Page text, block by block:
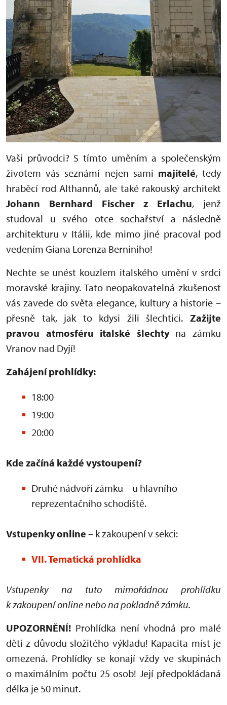
Vaši průvodci? S tímto uměním a společenským
životem vás seznámí nejen sami majitelé, tedy
hraběcí rod Althannů, ale také rakouský architekt
Johann Bernhard Fischer z Erlachu, jenž
studoval u svého otce sochařství a následně
architekturu v Itálii, kde mimo jiné pracoval pod
vedením Giana Lorenza Berniniho!
Nechte se unést kouzlem italského umění v srdci
moravské krajiny. Tato neopakovatelná zkušenost
vás zavede do světa elegance, kultury a historie –
přesně tak, jak to kdysi žili šlechtici. Zažijte
pravou atmosféru italské šlechtyna zámku
Vranov nad Dyjí!
Zahájení prohlídky:
18:00
19:00
20:00
Kde začíná každé vystoupení?
Druhé nádvoří zámku – u hlavního
reprezentačního schodiště.
Vstupenky online – k zakoupení v sekci:
VII. Tematická prohlídka
Vstupenky na tuto mimořádnou prohlídku
k zakoupení online nebo na pokladně zámku.
UPOZORNĚNÍ! Prohlídka není vhodná pro malé
děti z důvodu složitého výkladu! Kapacita míst je
omezená. Prohlídky se konají vždy ve skupinách
o maximálním počtu 25 osob! Její předpokládaná
délka je 50 minut.